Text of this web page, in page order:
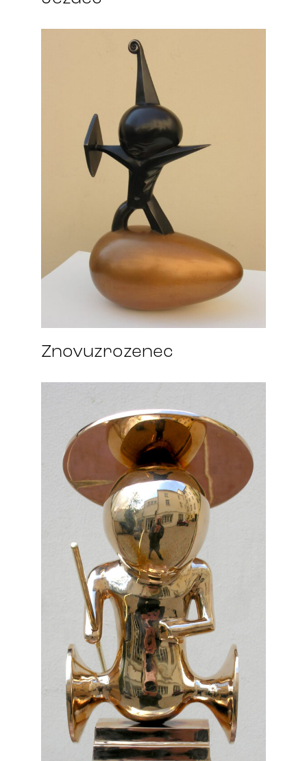
Znovuzrozenec